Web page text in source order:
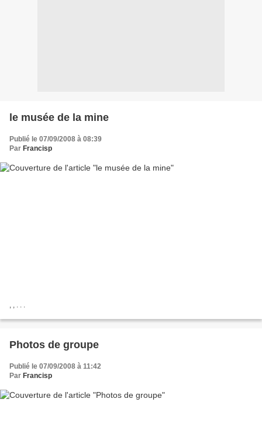
le musée de la mine
Publié le 07/09/2008 à 08:39
Par Francisp
Photos de groupe
Publié le 07/09/2008 à 11:42
Par Francisp